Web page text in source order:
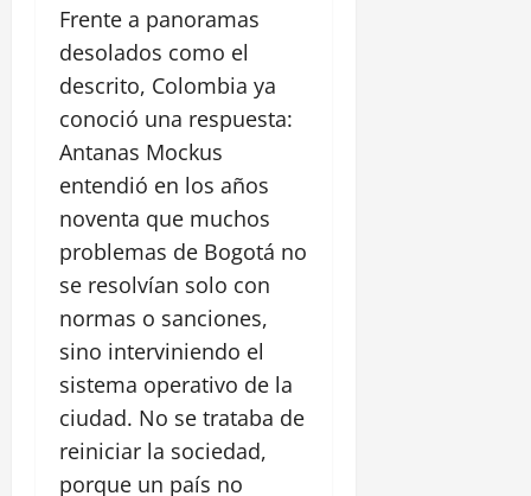
Frente a panoramas
desolados como el
descrito, Colombia ya
conoció una respuesta:
Antanas Mockus
entendió en los años
noventa que muchos
problemas de Bogotá no
se resolvían solo con
normas o sanciones,
sino interviniendo el
sistema operativo de la
ciudad. No se trataba de
reiniciar la sociedad,
porque un país no